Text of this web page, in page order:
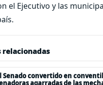
el Ejecutivo y las
Senado convertido en
agarradas de las